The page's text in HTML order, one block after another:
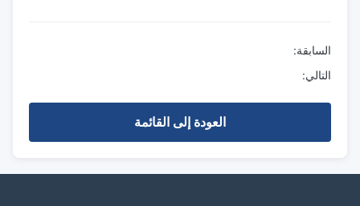
السابقة:
التالي:
العودة إلى القائمة